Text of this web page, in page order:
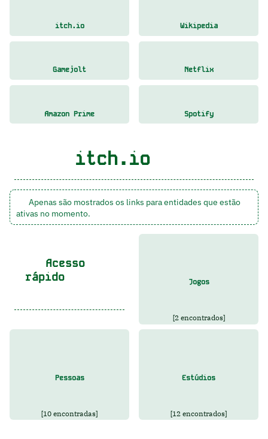
itch.io Wikipedia
Gamejolt Netflix
Amazon Prime Spotify
itch.io
Apenas são mostrados os links para entidades que estão
ativas no momento.
Acesso
rápido
Jogos
[2 encontrados]
Pessoas
[10 encontradas]
Estúdios
[12 encontrados]